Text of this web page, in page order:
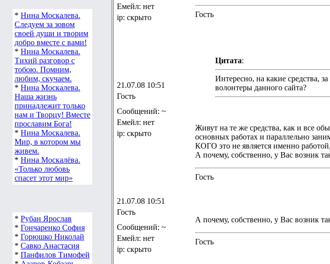
* Нина Москалева.
Следуем за зовом
своей души и творим
добро вместе с вами!
* Нина Москалева.
Тихий разговор с
тобою. Помним,
любим, скучаем.
* Нина Москалева.
Наша жизнь
принадлежит только
нам и Творцу! Вместе
прославим Бога!
* Нина Москалева.
Мир, в котором мы
живем.
* Нина Москалёва.
«Только любовь
спасет этот мир»
* Рубан Ярослав
* Гончаренко София
* Горюшко Николай
* Савко Анастасия
* Панфилов Тимофей
Емейл: нет
ip: скрыто
Гость
21.07.08 10:51
Гость
Сообщений: ~
Емейл: нет
ip: скрыто
Цитата:
Интересно, на какие средства,
волонтеры данного сайта?
Живут на те же средства, как и все
основных работах и параллельно
КОГО это не является именно
А почему, собственно, у Вас возник
Гость
21.07.08 10:51
Гость
Сообщений: ~
Емейл: нет
ip: скрыто
А почему, собственно, у Вас возник
Гость